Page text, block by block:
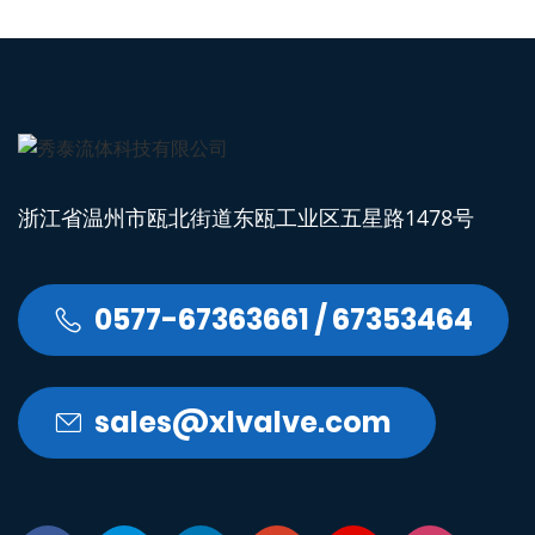
浙江省温州市瓯北街道东瓯工业区五星路1478号
 0577-67363661 / 67353464
 sales@xlvalve.com